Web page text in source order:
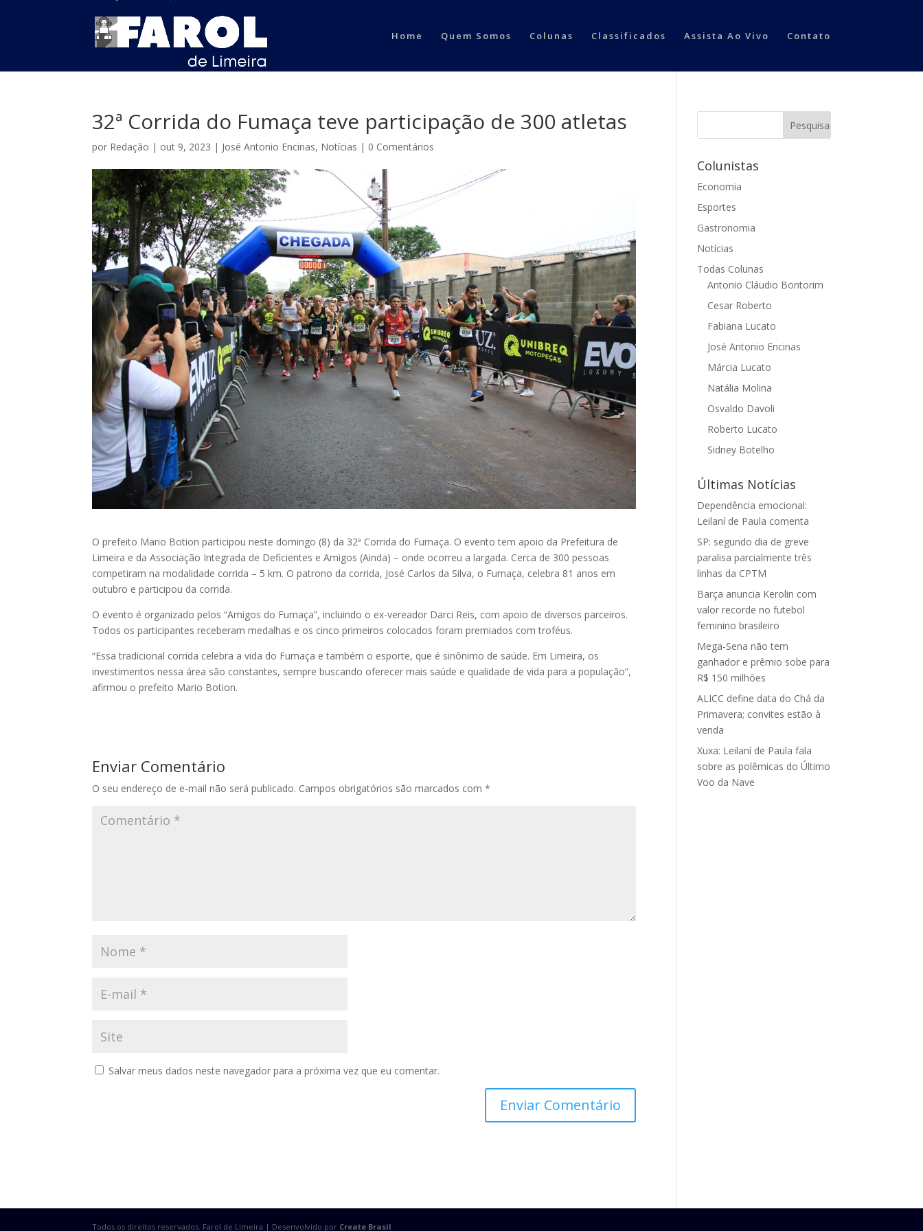
Home Quem Somos Colunas Classificados Assista Ao Vivo Contato
32ª Corrida do Fumaça teve participação de 300 atletas
por Redação | out 9, 2023 | José Antonio Encinas, Notícias | 0 Comentários
O prefeito Mario Botion participou neste domingo (8) da 32ª Corrida do Fumaça. O evento tem apoio da Prefeitura de
Limeira e da Associação Integrada de Deficientes e Amigos (Ainda) – onde ocorreu a largada. Cerca de 300 pessoas
competiram na modalidade corrida – 5 km. O patrono da corrida, José Carlos da Silva, o Fumaça, celebra 81 anos em
outubro e participou da corrida.
O evento é organizado pelos “Amigos do Fumaça”, incluindo o ex-vereador Darci Reis, com apoio de diversos parceiros.
Todos os participantes receberam medalhas e os cinco primeiros colocados foram premiados com troféus.
“Essa tradicional corrida celebra a vida do Fumaça e também o esporte, que é sinônimo de saúde. Em Limeira, os
investimentos nessa área são constantes, sempre buscando oferecer mais saúde e qualidade de vida para a população”,
afirmou o prefeito Mario Botion.
Enviar Comentário
O seu endereço de e-mail não será publicado. Campos obrigatórios são marcados com*
Salvar meus dados neste navegador para a próxima vez que eu comentar.
Colunistas
Economia
Esportes
Gastronomia
Notícias
Todas Colunas
Antonio Cláudio Bontorim
Cesar Roberto
Fabiana Lucato
José Antonio Encinas
Márcia Lucato
Natália Molina
Osvaldo Davoli
Roberto Lucato
Sidney Botelho
Últimas Notícias
Dependência emocional:
Leilaní de Paula comenta
SP: segundo dia de greve
paralisa parcialmente três
linhas da CPTM
Barça anuncia Kerolin com
valor recorde no futebol
feminino brasileiro
Mega-Sena não tem
ganhador e prêmio sobe para
R$ 150 milhões
ALICC define data do Chá da
Primavera; convites estão à
venda
Xuxa: Leilaní de Paula fala
sobre as polêmicas do Último
Voo da Nave
Todos os direitos reservados. Farol de Limeira | Desenvolvido por Create Brasil